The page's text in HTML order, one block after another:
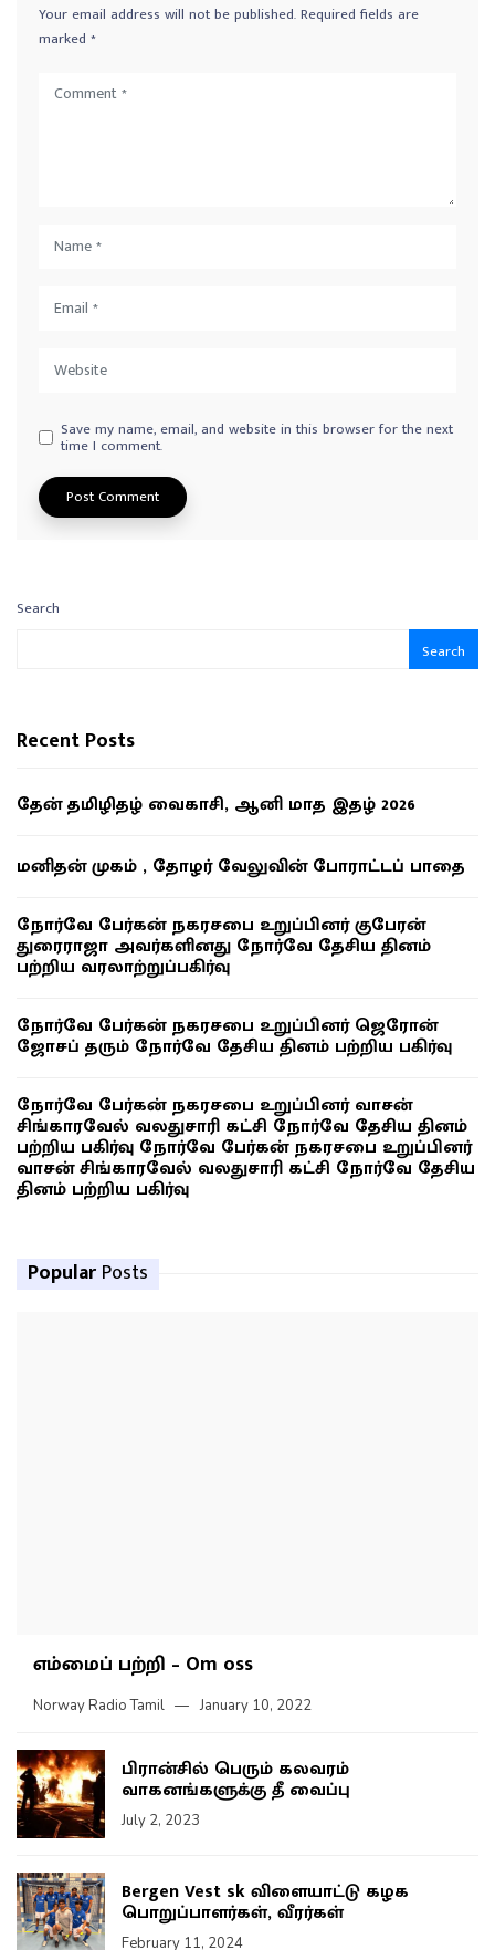
Your email address will not be published.Required fields are
marked *
Save my name, email, and website in this browser for the next
time I comment.
Search
Search
Recent Posts
தேன் தமிழிதழ் வைகாசி, ஆனி மாத இதழ் 2026
மனிதன் முகம் , தோழர் வேலுவின் போராட்டப் பாதை
நோர்வே பேர்கன் நகரசபை உறுப்பினர் குபேரன்
துரைராஜா அவர்களினது நோர்வே தேசிய தினம்
பற்றிய வரலாற்றுப்பகிர்வு
நோர்வே பேர்கன் நகரசபை உறுப்பினர் ஜெரோன்
ஜோசப் தரும் நோர்வே தேசிய தினம் பற்றிய பகிர்வு
நோர்வே பேர்கன் நகரசபை உறுப்பினர் வாசன்
சிங்காரவேல் வலதுசாரி கட்சி நோர்வே தேசிய தினம்
பற்றிய பகிர்வு நோர்வே பேர்கன் நகரசபை உறுப்பினர்
வாசன் சிங்காரவேல் வலதுசாரி கட்சி நோர்வே தேசிய
தினம் பற்றிய பகிர்வு
Popular Posts
எம்மைப் பற்றி – Om oss
Norway Radio Tamil January 10, 2022
பிரான்சில் பெரும் கலவரம்
வாகனங்களுக்கு தீ வைப்பு
July 2, 2023
Bergen Vest sk விளையாட்டு கழக
பொறுப்பாளர்கள், வீரர்கள்
February 11, 2024